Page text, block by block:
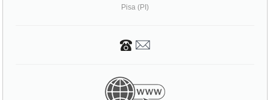
Pisa (PI)